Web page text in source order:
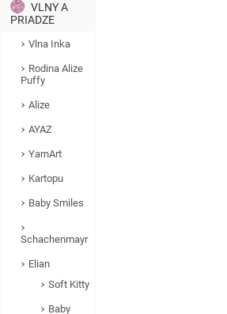
VLNY A
PRIADZE
Vlna Inka
Rodina Alize
Puffy
Alize
AYAZ
YarnArt
Kartopu
Baby Smiles
Schachenmayr
Elian
Soft Kitty
Baby